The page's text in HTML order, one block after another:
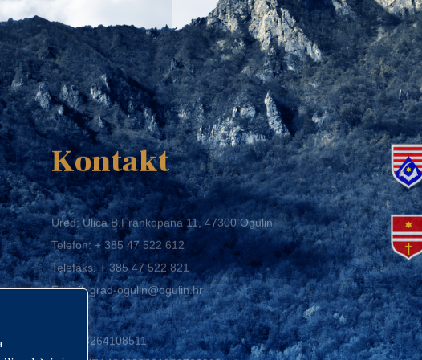
Kontakt
Ured: Ulica B.Frankopana 11, 47300 Ogulin
Telefon:+ 385 47 522 612
Telefaks:+ 385 47 522 821
E-mail:grad-ogulin@ogulin.hr
OIB: 58264108511
IBAN: HR1424020061829700009